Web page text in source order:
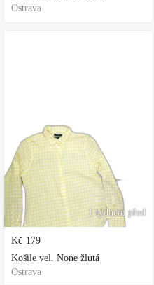
Ostrava
1 týdnem před
Kč 179
Košile vel. None žlutá
Ostrava